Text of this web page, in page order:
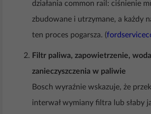
działania common rail: ciśnienie
zbudowane i utrzymane, a każdy
ten proces pogarsza. (
Filtr paliwa, zapowietrzenie,
zanieczyszczenia w paliwie
Bosch wyraźnie wskazuje, że
interwał wymiany filtra lub słaby